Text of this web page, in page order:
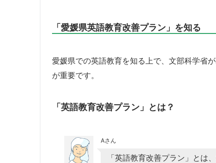
「愛媛県英語教育改善プラン」を知る
愛媛県での英語教育を知る上で、文部科学省
が重要です。
「英語教育改善プラン」とは？
Aさん
「英語教育改善プラン」とは